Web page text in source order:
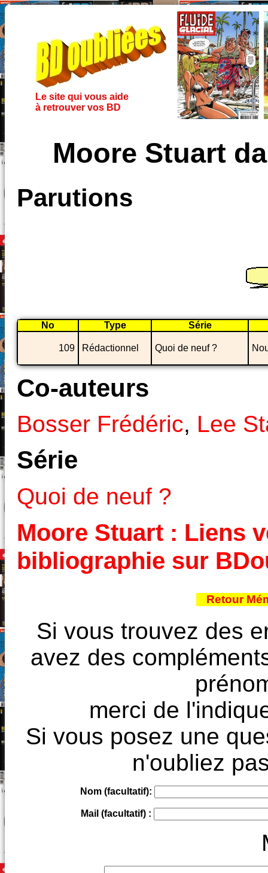
Le site qui vous aide
à retrouver vos BD
Moore Stuart
Parutions
No Type Série
109 Rédactionnel Quoi de neuf ?
Co-auteurs
Bosser Frédéric, Lee
Série
Quoi de neuf ?
Moore Stuart : Liens
bibliographie sur
Retour
Si vous trouvez des
avez des
merci de
Si vous posez une
n'oubliez
Nom (facultatif):
Mail (facultatif) :